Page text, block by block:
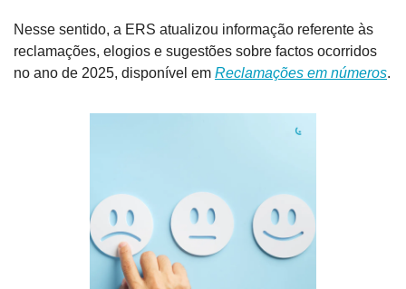
Nesse sentido, a ERS atualizou informação referente às
reclamações, elogios e sugestões sobre factos ocorridos
no ano de 2025, disponível em Reclamações em números.